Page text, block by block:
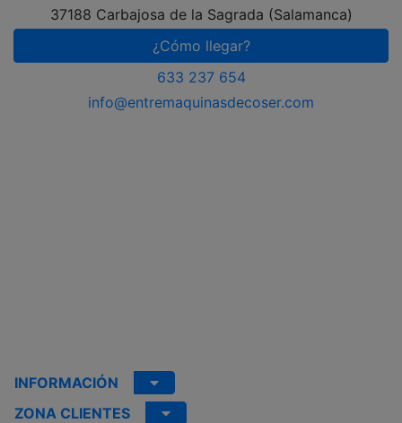
37188 Carbajosa de la Sagrada (Salamanca)
¿Cómo llegar?
633 237 654
info@entremaquinasdecoser.com
INFORMACIÓN
ZONA CLIENTES